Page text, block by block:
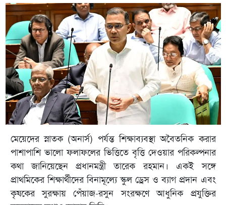
মেয়েদের স্নাতক (অনার্স) পর্যন্ত শিক্ষাব্যবস্থা অবৈতনিক করার
পাশাপাশি ভালো ফলাফলের ভিত্তিতে বৃত্তি দেওয়ার পরিকল্পনার
কথা জানিয়েছেন প্রধানমন্ত্রী তারেক রহমান। একই সঙ্গে
প্রাথমিকের শিক্ষার্থীদের বিনামূল্যে স্কুল ড্রেস ও ব্যাগ প্রদান এবং
কৃষকের সুরক্ষায় পেঁয়াজ-রসুন সংরক্ষণে আধুনিক প্রযুক্তির